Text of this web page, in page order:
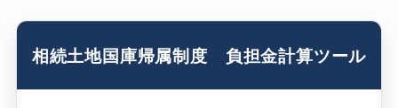
相続土地国庫帰属制度 負担金計算ツール